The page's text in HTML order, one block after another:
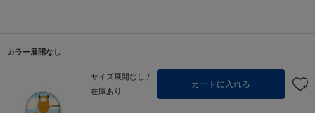
カラー展開なし
サイズ展開なし /
在庫あり
カートに入れる